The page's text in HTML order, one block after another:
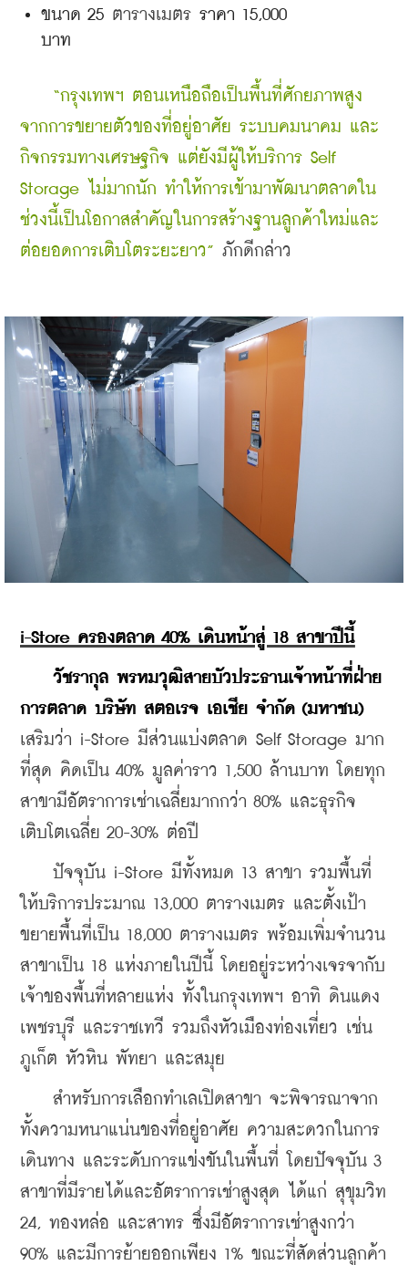
ขนาด 25 ตารางเมตร ราคา 15,000
บาท
“กรุงเทพฯ ตอนเหนือถือเป็นพื้นที่ศักยภาพสูง
จากการขยายตัวของที่อยู่อาศัย ระบบคมนาคม และ
กิจกรรมทางเศรษฐกิจ แต่ยังมีผู้ให้บริการ Self
Storage ไม่มากนัก ทำให้การเข้ามาพัฒนาตลาดใน
ช่วงนี้เป็นโอกาสสำคัญในการสร้างฐานลูกค้าใหม่และ
ต่อยอดการเติบโตระยะยาว” ภักดีกล่าว
i-Store ครองตลาด 40% เดินหน้าสู่ 18 สาขาปีนี้
วัชรากุล พรหมวุฒิสายบัวประธานเจ้าหน้าที่ฝ่าย
การตลาด บริษัท สตอเรจ เอเชีย จำกัด (มหาชน)
เสริมว่า i-Store มีส่วนแบ่งตลาด Self Storage มาก
ที่สุด คิดเป็น 40% มูลค่าราว 1,500 ล้านบาท โดยทุก
สาขามีอัตราการเช่าเฉลี่ยมากกว่า 80% และธุรกิจ
เติบโตเฉลี่ย 20-30% ต่อปี
ปัจจุบัน i-Store มีทั้งหมด 13 สาขา รวมพื้นที่
ให้บริการประมาณ 13,000 ตารางเมตร และตั้งเป้า
ขยายพื้นที่เป็น 18,000 ตารางเมตร พร้อมเพิ่มจำนวน
สาขาเป็น 18 แห่งภายในปีนี้ โดยอยู่ระหว่างเจรจากับ
เจ้าของพื้นที่หลายแห่ง ทั้งในกรุงเทพฯ อาทิ ดินแดง
เพชรบุรี และราชเทวี รวมถึงหัวเมืองท่องเที่ยว เช่น
ภูเก็ต หัวหิน พัทยา และสมุย
สำหรับการเลือกทำเลเปิดสาขา จะพิจารณาจาก
ทั้งความหนาแน่นของที่อยู่อาศัย ความสะดวกในการ
เดินทาง และระดับการแข่งขันในพื้นที่ โดยปัจจุบัน 3
สาขาที่มีรายได้และอัตราการเช่าสูงสุด ได้แก่ สุขุมวิท
24, ทองหล่อ และสาทร ซึ่งมีอัตราการเช่าสูงกว่า
90% และมีการย้ายออกเพียง 1% ขณะที่สัดส่วนลูกค้า